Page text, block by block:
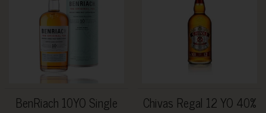
BenRiach 10YO Single
Chivas Regal 12 YO 40%